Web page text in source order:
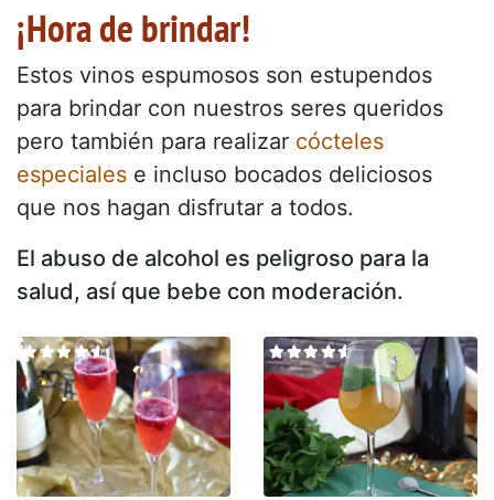
¡Hora de brindar!
Estos vinos espumosos son estupendos
para brindar con nuestros seres queridos
pero también para realizar cócteles
especiales e incluso bocados deliciosos
que nos hagan disfrutar a todos.
El abuso de alcohol es peligroso para la
salud, así que bebe con moderación.